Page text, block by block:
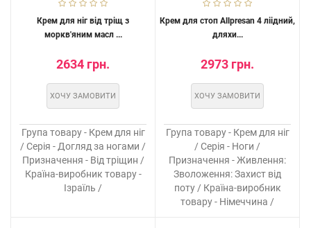
Крем для ніг від тріщ з
моркв'яним масл ...
2634 грн.
ХОЧУ ЗАМОВИТИ
Група товару - Крем для ніг
/ Серія - Догляд за ногами /
Призначення - Від тріщин /
Країна-виробник товару -
Ізраїль /
Крем для стоп Allpresan 4 ліідний,
дляхи...
2973 грн.
ХОЧУ ЗАМОВИТИ
Група товару - Крем для ніг
/ Серія - Ноги /
Призначення - Живлення:
Зволоження: Захист від
поту / Країна-виробник
товару - Німеччина /